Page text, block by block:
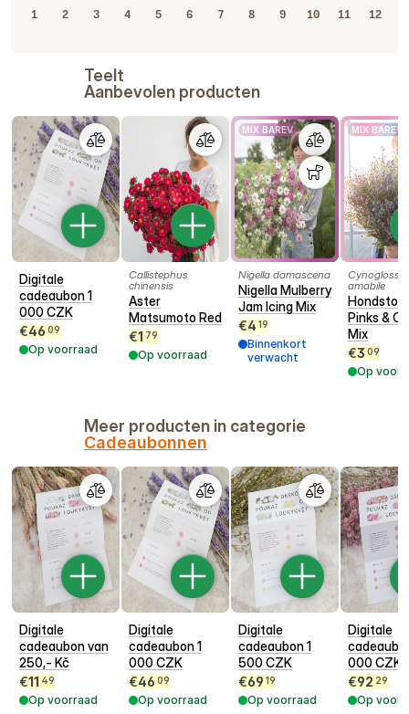
1 2 3 4 5 6 7 8 9 10 11 12
Teelt
Aanbevolen producten
Digitale
cadeaubon 1
000 CZK
€46 09
Op voorraad
Callistephus
chinensis
Aster
Matsumoto Red
€1 79
Op voorraad
MIX BAREV
Nigella damascena
Nigella Mulberry
Jam Icing Mix
€4 19
Binnenkort
verwacht
MIX BAREV
amabile
Pinks &
Mix
€3 09
Op
Meer producten in categorie
Cadeaubonnen
Digitale
cadeaubon van
250,- Kč
€11 49
Op voorraad
Digitale
cadeaubon 1
000 CZK
€46 09
Op voorraad
Digitale
cadeaubon 1
500 CZK
€69 19
Op voorraad
Digitale
000 CZK
€92 29
Op